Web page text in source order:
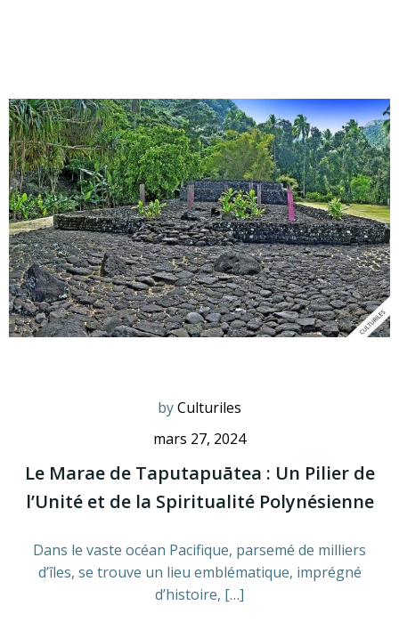
byCulturiles
mars 27, 2024
Le Marae de Taputapuātea : Un Pilier de
l’Unité et de la Spiritualité Polynésienne
Dans le vaste océan Pacifique, parsemé de milliers
d’îles, se trouve un lieu emblématique, imprégné
d’histoire, […]